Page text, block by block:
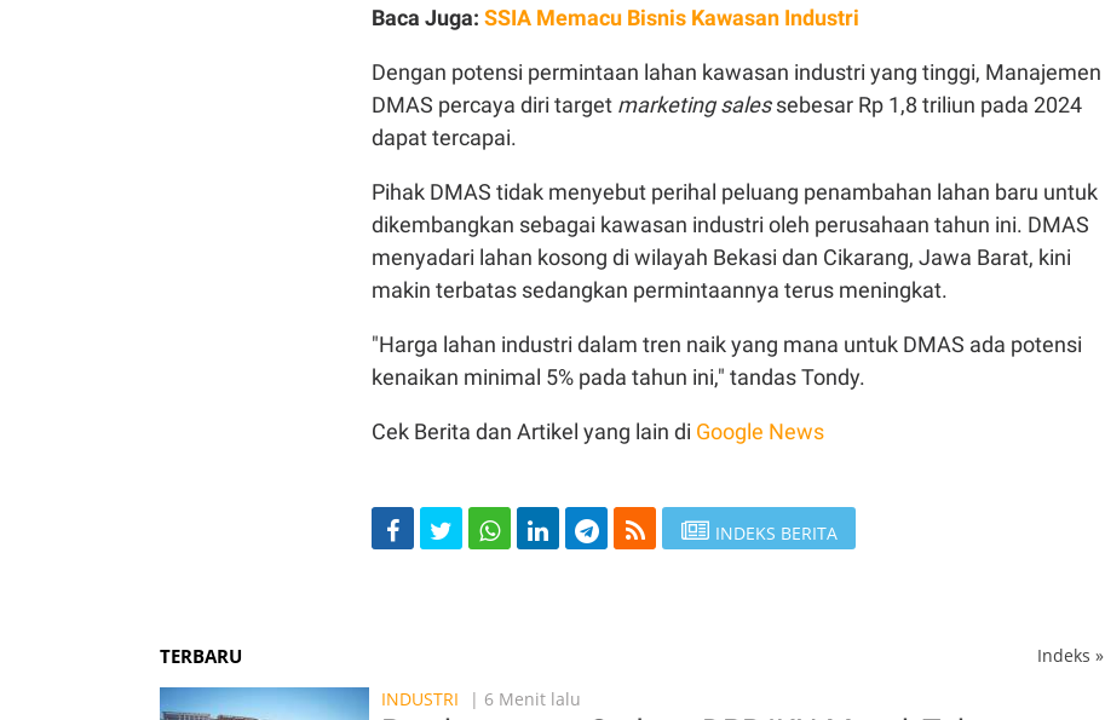
Baca Juga: SSIA Memacu Bisnis Kawasan Industri
Dengan potensi permintaan lahan kawasan industri yang tinggi, Manajemen
DMAS percaya diri target marketing salessebesar Rp 1,8 triliun pada 2024
dapat tercapai.
Pihak DMAS tidak menyebut perihal peluang penambahan lahan baru untuk
dikembangkan sebagai kawasan industri oleh perusahaan tahun ini. DMAS
menyadari lahan kosong di wilayah Bekasi dan Cikarang, Jawa Barat, kini
makin terbatas sedangkan permintaannya terus meningkat.
"Harga lahan industri dalam tren naik yang mana untuk DMAS ada potensi
kenaikan minimal 5% pada tahun ini," tandas Tondy.
Cek Berita dan Artikel yang lain di Google News
INDEKS BERITA
TERBARU Indeks »
INDUSTRI
| 6 Menit lalu